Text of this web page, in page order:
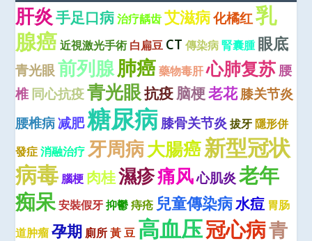
肝炎手足口病 治疗龋齿 艾滋病化橘红乳
腺癌 近視激光手術 白扁豆 CT 傳染病 腎囊腫 眼底
青光眼前列腺肺癌 藥物毒肝心肺复苏腰
椎 同心抗疫青光眼抗疫脑梗老花膝关节炎
腰椎病减肥糖尿病膝骨关节炎 拔牙 隱形併
發症 消融治疗 牙周病大腸癌新型冠状
病毒 腦梗 肉桂濕疹痛风心肌炎老年
痴呆安裝假牙 抑鬱 痔疮 兒童傳染病水痘 胃肠
道肿瘤 孕期 廁所 黃 豆 高血压冠心病青